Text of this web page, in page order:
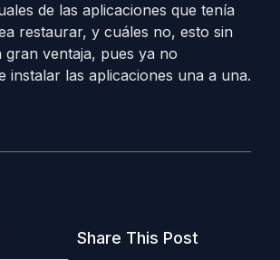
de las aplicaciones que tenía
restaurar, y cuáles no, esto sin
gran ventaja, pues ya no
instalar las aplicaciones una a una.
Share This Post